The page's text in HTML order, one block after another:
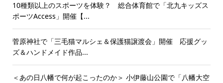
10種類以上のスポーツを体験？ 総合体育館で「北九キッズス
ポーツAccess」開催【...
菅原神社で「三毛猫マルシェ＆保護猫譲渡会」開催 応援グッ
ズ＆ハンドメイド作品...
＜あの日八幡で何が起こったのか＞ 小伊藤山公園で「八幡大空